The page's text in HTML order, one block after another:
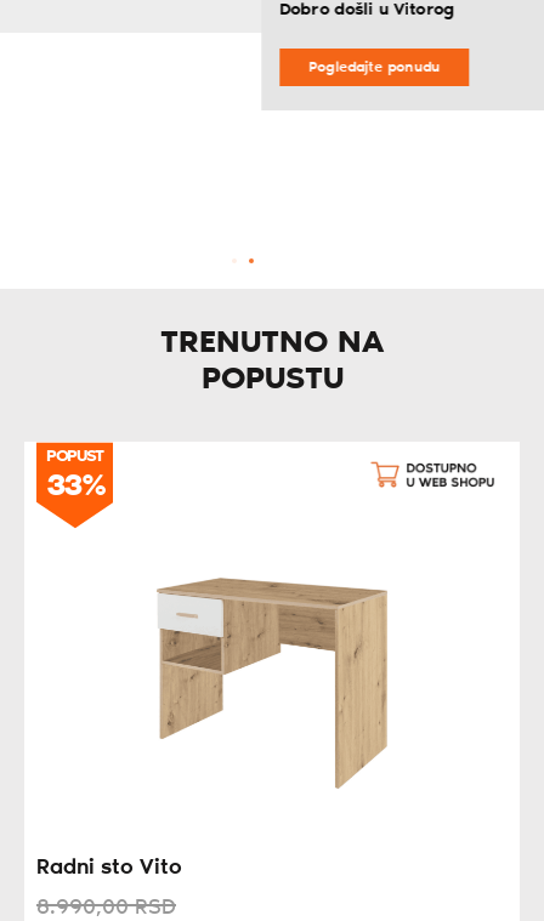
TRENUTNO NA
POPUSTU
POPUST
33%
Radni sto Vito
8.990,00 RSD